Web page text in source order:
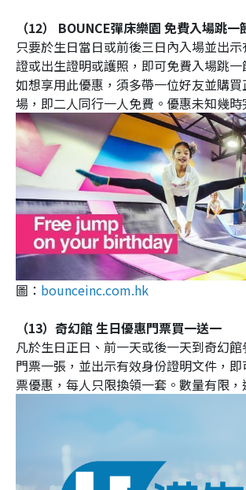
（12） BOUNCE彈床樂園 免費入場跳一
只要於生日當日或前後三日內入場並出
證或出生證明或護照，即可免費入場跳一
如想享用此優惠，須多帶一位好友並購
場，即二人同行一人免費。優惠未知幾時
圖： bounceinc.com.hk
（13）奇幻館 生日優惠門票買一送一
凡於生日正日、前一天或後一天到奇幻
門票一張，並出示有效身份證明文件，
票優惠，每人只限換領一套。數量有限，